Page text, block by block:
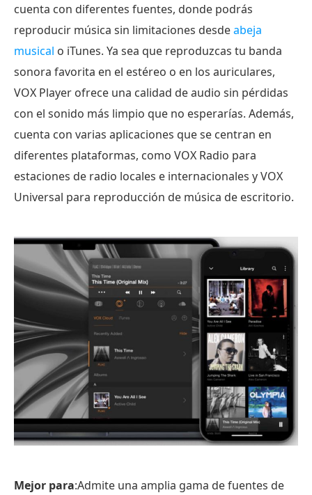
cuenta con diferentes fuentes, donde podrás
reproducir música sin limitaciones desdeabeja
musical o iTunes. Ya sea que reproduzcas tu banda
sonora favorita en el estéreo o en los auriculares,
VOX Player ofrece una calidad de audio sin pérdidas
con el sonido más limpio que no esperarías. Además,
cuenta con varias aplicaciones que se centran en
diferentes plataformas, como VOX Radio para
estaciones de radio locales e internacionales y VOX
Universal para reproducción de música de escritorio.
Mejor para:Admite una amplia gama de fuentes de